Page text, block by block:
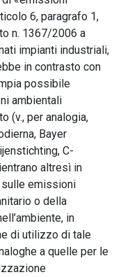
6, paragrafo 1,
n. 1367/2006 a
impianti industriali,
in contrasto con
possibile
ambientali
(v., per analogia,
Bayer
C-
altresì in
emissioni
o della
in
di utilizzo di tale
a quelle per le